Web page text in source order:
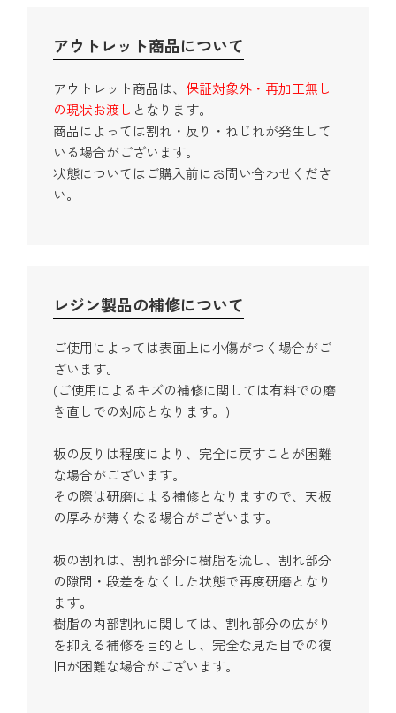
アウトレット商品について
アウトレット商品は、 保証対象外・再加工無し
の現状お渡し となります。
商品によっては割れ・反り・ねじれが発生して
いる場合がございます。
状態についてはご購入前にお問い合わせくださ
い。
レジン製品の補修について
ご使用によっては表面上に小傷がつく場合がご
ざいます。
(ご使用によるキズの補修に関しては有料での磨
き直しでの対応となります。)
板の反りは程度により、完全に戻すことが困難
な場合がございます。
その際は研磨による補修となりますので、天板
の厚みが薄くなる場合がございます。
板の割れは、割れ部分に樹脂を流し、割れ部分
の隙間・段差をなくした状態で再度研磨となり
ます。
樹脂の内部割れに関しては、割れ部分の広がり
を抑える補修を目的とし、完全な見た目での復
旧が困難な場合がございます。